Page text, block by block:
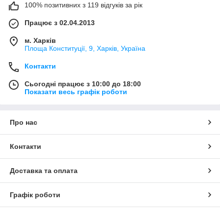
100% позитивних з 119 відгуків за рік
Працює з 02.04.2013
м. Харків
Площа Конституції, 9, Харків, Україна
Контакти
Сьогодні працює з 10:00 до 18:00
Показати весь графік роботи
Про нас
Контакти
Доставка та оплата
Графік роботи